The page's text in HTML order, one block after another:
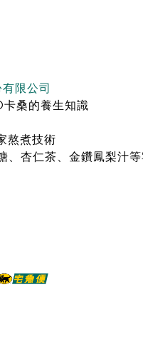
限公司
卡桑的養生知識
熬煮技術
、杏仁茶、金鑽鳳梨汁